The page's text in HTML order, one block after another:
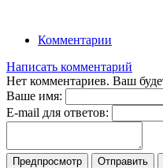
Комментарии
Написать комментарий
Нет комментариев. Ваш
Ваше имя:
E-mail для ответов:
Предпросмотр Отправить